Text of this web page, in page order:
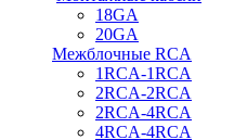
18GA
20GA
Межблочные RCA
1RCA-1RCA
2RCA-2RCA
2RCA-4RCA
4RCA-4RCA